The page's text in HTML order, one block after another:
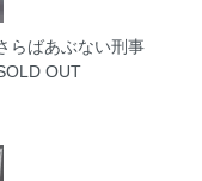
らばあぶない刑事
OUT